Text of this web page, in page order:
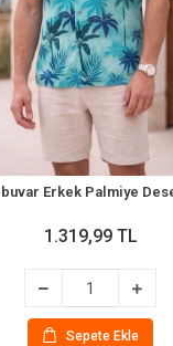
1.319,99 TL
Sepete Ekle